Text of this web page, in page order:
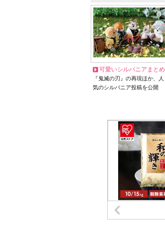
可愛いシルバニアまとめ
『鬼滅の刃』の再現ほか、人
気のシルバニア投稿を公開